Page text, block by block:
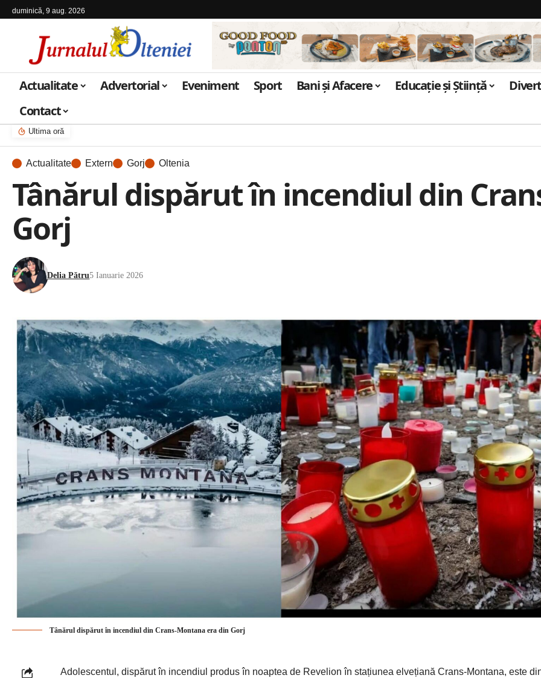
duminică, 9 aug. 2026
Actualitate Advertorial Eveniment Sport Bani și Afacere Educație și Știință
Contact
Ultima oră
Actualitate Extern Gorj Oltenia
Tânărul dispărut în incendiul din
Gorj
Delia Pătru5 Ianuarie 2026
Tânărul dispărut în incendiul din Crans-Montana era din Gorj
Adolescentul, dispărut în incendiul produs în noaptea de Revelion în stațiunea elvețiană Crans-Montana, este